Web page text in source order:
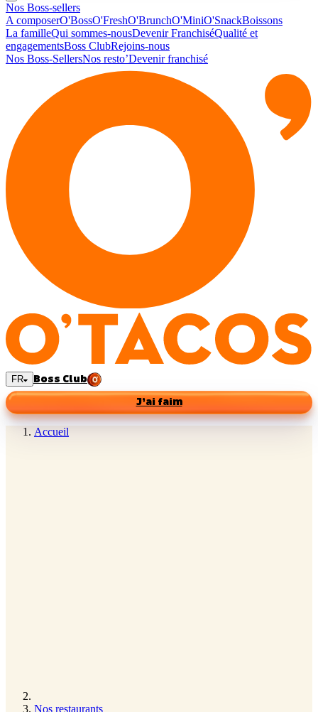
Nos Boss-sellers
A composerO'BossO'FreshO'BrunchO'MiniO'SnackBoissons
La familleQui sommes-nousDevenir FranchiséQualité et
engagementsBoss ClubRejoins-nous
Nos Boss-SellersNos resto’Devenir franchisé
FR
Boss Club
J’ai faim
Accueil
Nos restaurants